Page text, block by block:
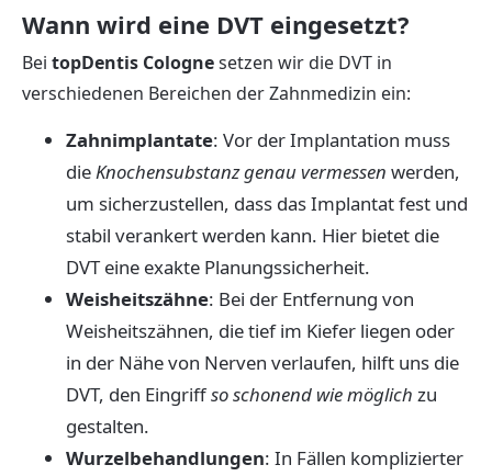
Wann wird eine DVT eingesetzt?
Bei topDentis Colognesetzen wir die DVT in
verschiedenen Bereichen der Zahnmedizin ein:
Zahnimplantate: Vor der Implantation muss
dieKnochensubstanz genau vermessen werden,
um sicherzustellen, dass das Implantat fest und
stabil verankert werden kann. Hier bietet die
DVT eine exakte Planungssicherheit.
Weisheitszähne: Bei der Entfernung von
Weisheitszähnen, die tief im Kiefer liegen oder
in der Nähe von Nerven verlaufen, hilft uns die
DVT, den Eingriffso schonend wie möglich zu
gestalten.
Wurzelbehandlungen: In Fällen komplizierter